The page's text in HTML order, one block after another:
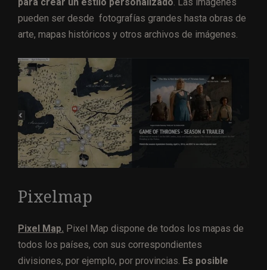
pueden ser desde fotografías grandes hasta obras de
arte, mapas históricos y otros archivos de imágenes.
Pixelmap
Pixel Map. Pixel Map dispone de todos los mapas de
todos los países, con sus correspondientes
divisiones, por ejemplo, por provincias. Es posible